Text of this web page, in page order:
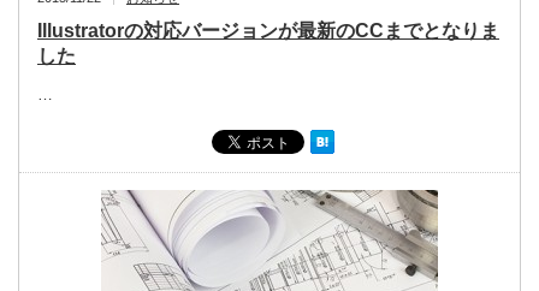
Illustratorの対応バージョンが最新のCCまでとなりま
した
…